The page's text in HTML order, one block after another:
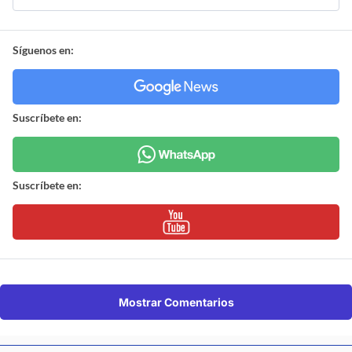
Síguenos en:
Suscríbete en:
Suscríbete en:
Mostrar Comentarios